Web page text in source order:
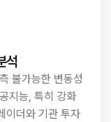
석
불가능한 변동성
지능, 특히 강화
이더와 기관 투자